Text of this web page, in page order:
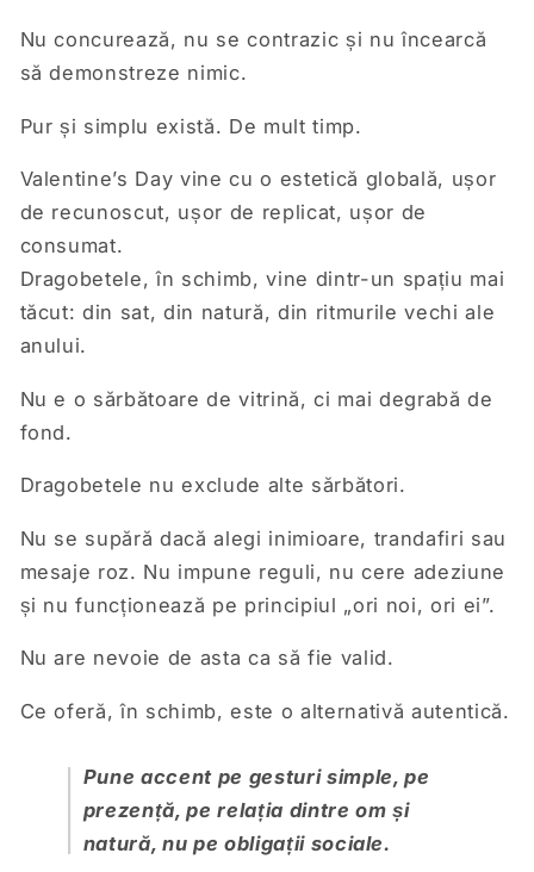
Nu concurează, nu se contrazic și nu încearcă
să demonstreze nimic.
Pur și simplu există. De mult timp.
Valentine’s Day vine cu o estetică globală, ușor
de recunoscut, ușor de replicat, ușor de
consumat.
Dragobetele, în schimb, vine dintr-un spațiu mai
tăcut: din sat, din natură, din ritmurile vechi ale
anului.
Nu e o sărbătoare de vitrină, ci mai degrabă de
fond.
Dragobetele nu exclude alte sărbători.
Nu se supără dacă alegi inimioare, trandafiri sau
mesaje roz. Nu impune reguli, nu cere adeziune
și nu funcționează pe principiul „ori noi, ori ei”.
Nu are nevoie de asta ca să fie valid.
Ce oferă, în schimb, este o alternativă autentică.
Pune accent pe gesturi simple, pe
prezență, pe relația dintre om și
natură, nu pe obligații sociale.